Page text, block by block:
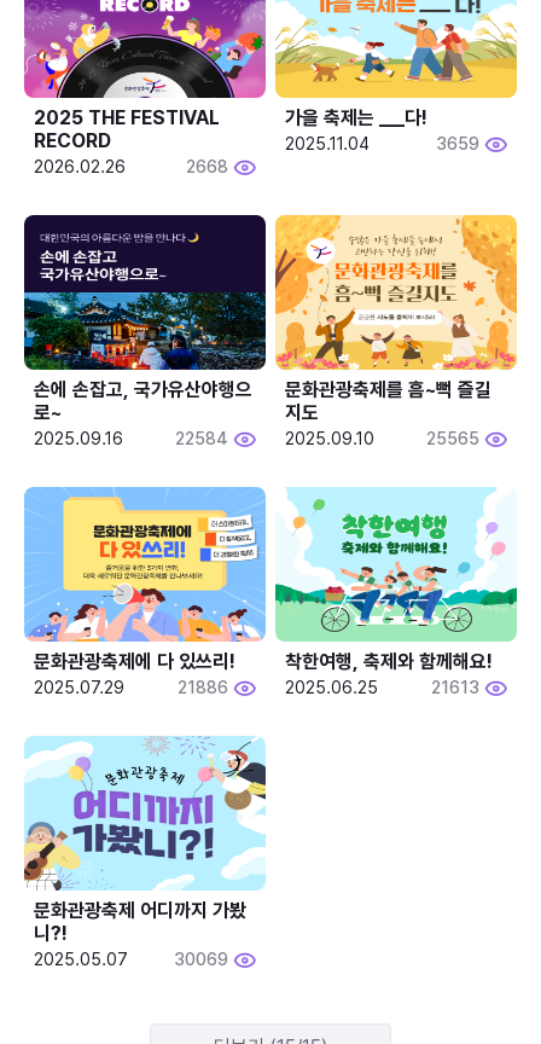
2025 THE FESTIVAL
RECORD
2026.02.26 2668
2025.11.04 3659
손에 손잡고, 국가유산야행으
로~
2025.09.16 22584
문화관광축제를 흠~뻑 즐길
지도
2025.09.10 25565
문화관광축제에 다 있쓰리!
2025.07.29 21886
착한여행, 축제와 함께해요!
2025.06.25 21613
문화관광축제 어디까지 가봤
니?!
2025.05.07 30069